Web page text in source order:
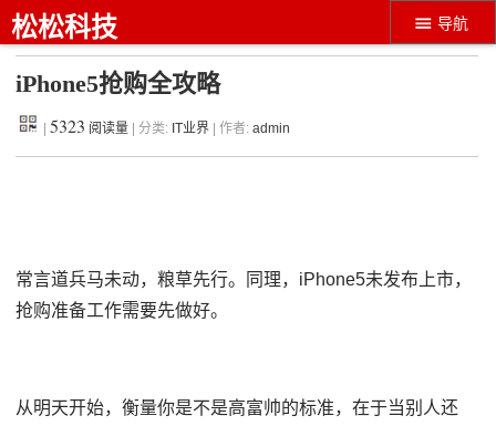
导航
松松科技
iPhone5抢购全攻略
|5323 阅读量 | 分类: IT业界 | 作者:admin
常言道兵马未动，粮草先行。同理，iPhone5未发布上市，
抢购准备工作需要先做好。
从明天开始，衡量你是不是高富帅的标准，在于当别人还